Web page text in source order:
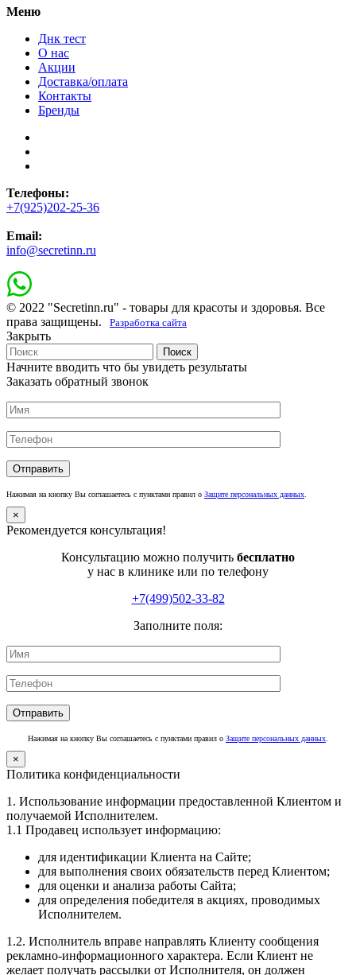
Меню
Днк тест
О нас
Акции
Доставка/оплата
Контакты
Бренды
Телефоны:
+7(925)202-25-36
Email:
info@secretinn.ru
© 2022 "Secretinn.ru" - товары для красоты и здоровья. Все
права защищены.
Разработка сайта
Закрыть
Поиск
Начните вводить что бы увидеть результаты
Заказать обратный звонок
Нажимая на кнопку Вы соглашаетесь с пунктами правил о Защите персональных данных
×
Рекомендуется консультация!
Консультацию можно получить бесплатно
у нас в клинике или по телефону
+7(499)502-33-82
Заполните поля:
Нажимая на кнопку Вы соглашаетесь с пунктами правил о Защите персональных данных
×
Политика конфиденциальности
1. Использование информации предоставленной Клиентом и
получаемой Исполнителем.
1.1 Продавец использует информацию:
для идентификации Клиента на Сайте;
для выполнения своих обязательств перед Клиентом;
для оценки и анализа работы Сайта;
для определения победителя в акциях, проводимых
Исполнителем.
1.2. Исполнитель вправе направлять Клиенту сообщения
рекламно-информационного характера. Если Клиент не
желает получать рассылки от Исполнителя, он должен